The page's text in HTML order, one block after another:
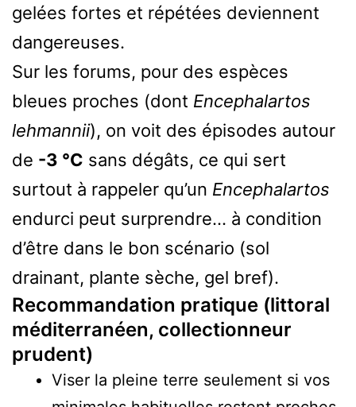
gelées fortes et répétées deviennent
dangereuses.
Sur les forums, pour des espèces
bleues proches (dont Encephalartos
lehmannii), on voit des épisodes autour
de -3 °C sans dégâts, ce qui sert
surtout à rappeler qu’un Encephalartos
endurci peut surprendre… à condition
d’être dans le bon scénario (sol
drainant, plante sèche, gel bref).
Recommandation pratique (littoral
méditerranéen, collectionneur
prudent)
Viser la pleine terre seulement si vos